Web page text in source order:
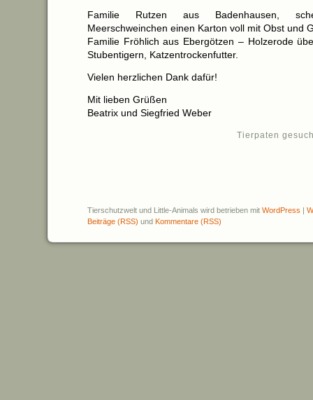
Familie Rutzen aus Badenhausen,
Meerschweinchen einen Karton voll mit Obst und
Familie Fröhlich aus Ebergötzen – Holzerode
Stubentigern, Katzentrockenfutter.
Vielen herzlichen Dank dafür!
Mit lieben Grüßen
Beatrix und Siegfried Weber
Tierpaten
Tierschutzwelt und Little-Animals wird betrieben mit WordPress |
Beiträge (RSS) und Kommentare (RSS)